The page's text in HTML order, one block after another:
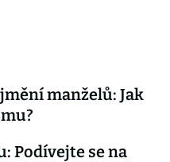
manželů: Jak
Podívejte se na